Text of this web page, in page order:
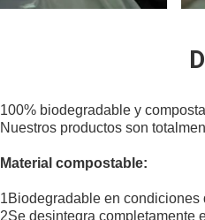
100% biodegradable y
Nuestros productos son
Material compostable:
1Biodegradable en condiciones
2Se desintegra completamente